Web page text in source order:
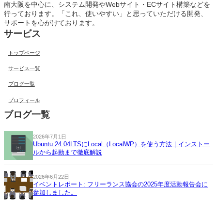
南大阪を中心に、システム開発やWebサイト・ECサイト構築などを
行っております。「これ、使いやすい」と思っていただける開発、
サポートを心がけております。
サービス
トップページ
サービス一覧
ブログ一覧
プロフィール
ブログ一覧
2026年7月1日
Ubuntu 24.04LTSにLocal（LocalWP）を使う方法｜インストー
ルから起動まで徹底解説
2026年6月22日
イベントレポート: フリーランス協会の2025年度活動報告会に
参加しました。